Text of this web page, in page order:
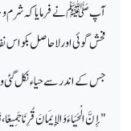
آپ ﷺ نے فرمایا کہ شرم و
فحش گوئی اور لاحاصل بکو اس
جس کے اندر سے حیاء نکل گئی
"إِنَّ الْحَيَاءَ وَالإِيمَانَ قُرِنَا